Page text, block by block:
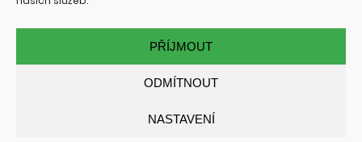
PŘÍJMOUT
ODMÍTNOUT
NASTAVENÍ
© 2022 INTERSITE.CZ | TVORBA WEBOVÝCH STRÁNEK: